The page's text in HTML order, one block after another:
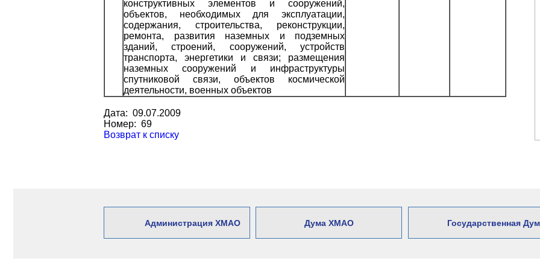
конструктивных элементов и сооружений,
объектов, необходимых для эксплуатации,
содержания, строительства, реконструкции,
ремонта, развития наземных и подземных
зданий, строений, сооружений, устройств
транспорта, энергетики и связи; размещения
наземных сооружений и инфраструктуры
спутниковой связи, объектов космической
деятельности, военных объектов
Дата: 09.07.2009
Номер: 69
Возврат к списку
Администрация ХМАО Дума ХМАО Государственная